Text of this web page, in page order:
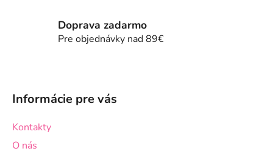
v
k
Doprava zadarmo
Pre objednávky nad 89€
Informácie pre vás
Kontakty
O nás